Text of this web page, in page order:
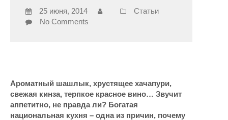
25 июня, 2014
Статьи
No Comments
Ароматный шашлык, хрустящее хачапури,
свежая кинза, терпкое красное вино… Звучит
аппетитно, не правда ли? Богатая
национальная кухня – одна из причин, почему